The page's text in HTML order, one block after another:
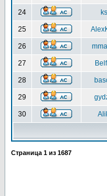
24
25
26
27
28
29
30
Страница 1 из 1687